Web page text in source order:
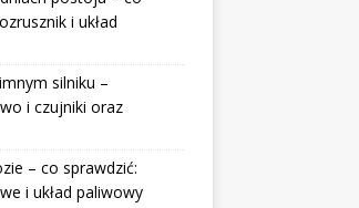
i układ
silniku –
i czujniki oraz
– co sprawdzić:
i układ paliwowy